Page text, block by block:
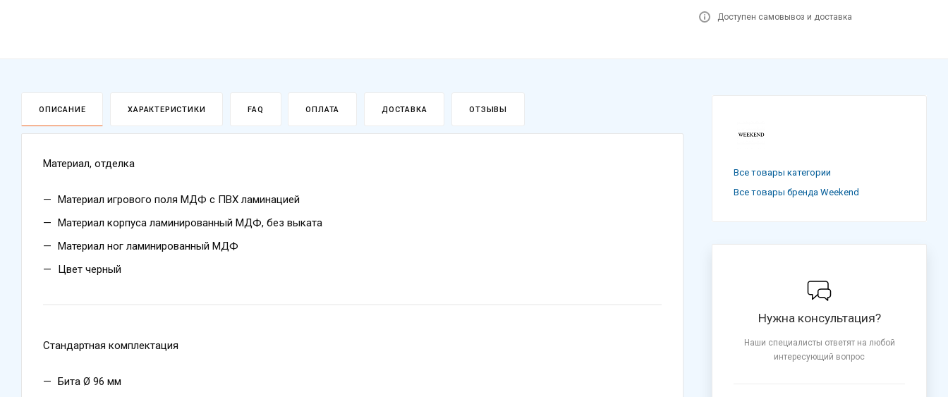
Доступен самовывоз и доставка
ОПИСАНИЕ ХАРАКТЕРИСТИКИ FAQ ОПЛАТА ДОСТАВКА ОТЗЫВЫ
Материал, отделка
Материал игрового поля МДФ с ПВХ ламинацией
Материал корпуса ламинированный МДФ, без выката
Материал ног ламинированный МДФ
Цвет черный
Стандартная комплектация
Бита Ø 96 мм
Все товары категории
Все товары бренда Weekend
Нужна консультация?
Наши специалисты ответят на любой
интересующий вопрос